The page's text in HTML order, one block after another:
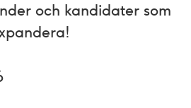
och kandidater som